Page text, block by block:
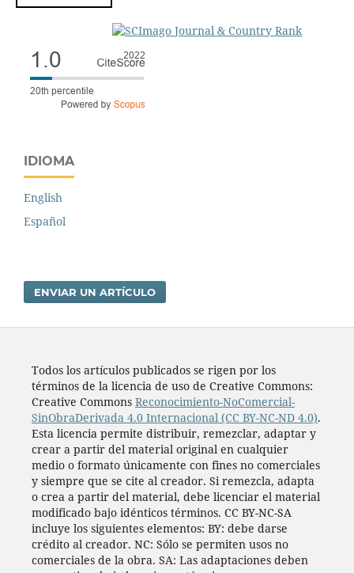
IDIOMA
English
Español
ENVIAR UN ARTÍCULO
Todos los artí­culos publicados se rigen por los
términos de la licencia de uso de Creative Commons:
Creative Commons Reconocimiento-NoComercial-
SinObraDerivada 4.0 Internacional (CC BY-NC-ND 4.0).
Esta licencia permite distribuir, remezclar, adaptar y
crear a partir del material original en cualquier
medio o formato únicamente con fines no comerciales
y siempre que se cite al creador. Si remezcla, adapta
o crea a partir del material, debe licenciar el material
modificado bajo idénticos términos. CC BY-NC-SA
incluye los siguientes elementos: BY: debe darse
crédito al creador. NC: Sólo se permiten usos no
comerciales de la obra. SA: Las adaptaciones deben